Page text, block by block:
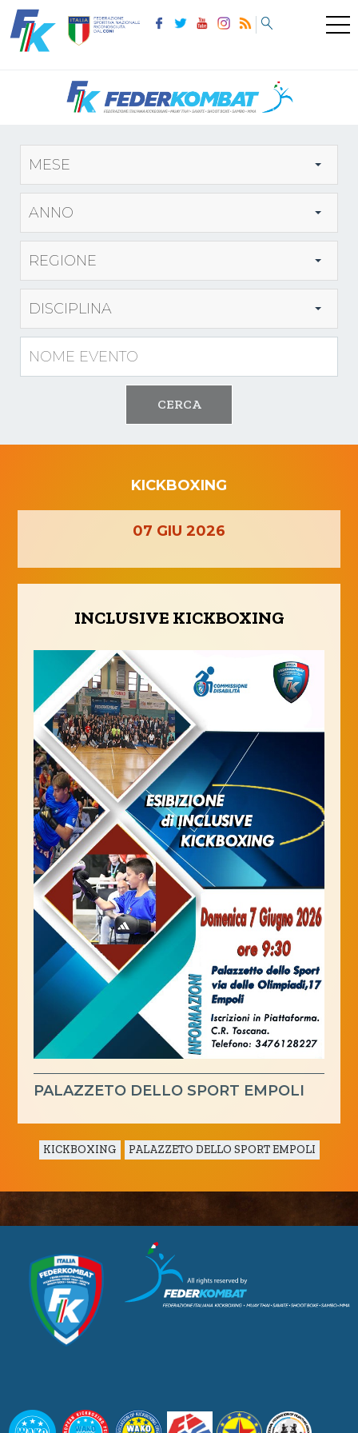
MESE
ANNO
REGIONE
DISCIPLINA
CERCA
KICKBOXING
07 GIU 2026
INCLUSIVE KICKBOXING
PALAZZETO DELLO SPORT EMPOLI
KICKBOXING PALAZZETO DELLO SPORT EMPOLI
CUSL Spelpaus